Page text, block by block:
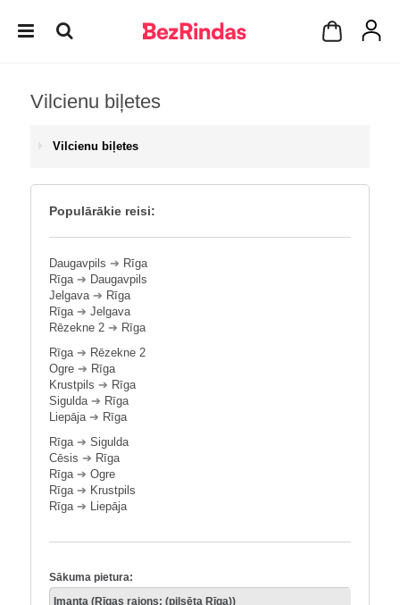
Vilcienu biļetes
Vilcienu biļetes
Populārākie reisi:
Daugavpils ➔ Rīga
Rīga➔ Daugavpils
Jelgava➔ Rīga
Rīga➔ Jelgava
Rēzekne 2 ➔ Rīga
Rīga➔ Rēzekne 2
Ogre ➔ Rīga
Krustpils ➔ Rīga
Sigulda➔ Rīga
Liepāja➔ Rīga
Rīga➔ Sigulda
Cēsis ➔ Rīga
Rīga➔ Ogre
Rīga➔ Krustpils
Rīga➔ Liepāja
Sākuma pietura: